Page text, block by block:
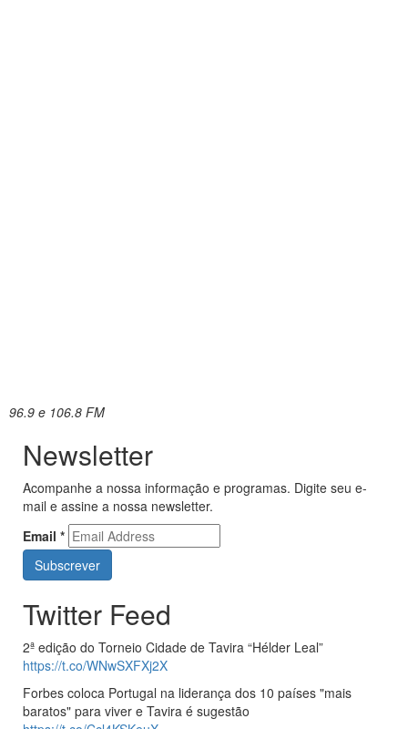
96.9 e 106.8 FM
Newsletter
Acompanhe a nossa informação e programas. Digite seu e-
mail e assine a nossa newsletter.
Email *
Twitter Feed
2ª edição do Torneio Cidade de Tavira “Hélder Leal”
https://t.co/WNwSXFXj2X
Forbes coloca Portugal na liderança dos 10 países "mais
baratos" para viver e Tavira é sugestão